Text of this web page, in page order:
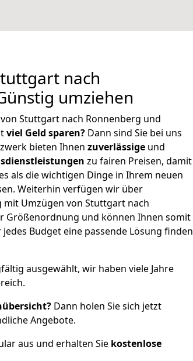
nach
umziehen
Stuttgart nach Ronnenberg und
viel Geld sparen? Dann sind Sie bei uns
bieten Ihnen zuverlässige und
zu fairen Preisen, damit
als die wichtigen Dinge in Ihrem neuen
Weiterhin verfügen wir über
Umzügen von Stuttgart nach
Größenordnung und können Ihnen somit
Budget eine passende Lösung finden
ausgewählt, wir haben viele Jahre
Dann holen Sie sich jetzt
Angebote.
aus und erhalten Sie kostenlose